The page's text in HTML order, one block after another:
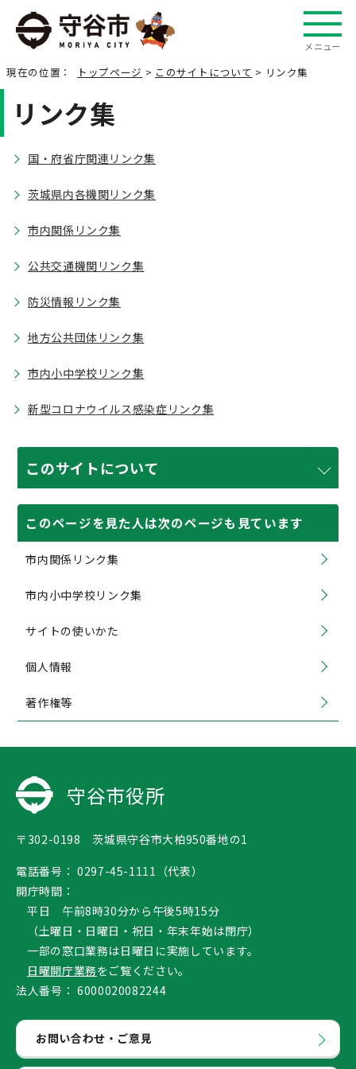
メニュー
現在の位置： トップページ > このサイトについて > リンク集
リンク集
国・府省庁関連リンク集
茨城県内各機関リンク集
市内関係リンク集
公共交通機関リンク集
防災情報リンク集
地方公共団体リンク集
市内小中学校リンク集
新型コロナウイルス感染症リンク集
このサイトについて
このページを見た人は次のページも見ています
市内関係リンク集
市内小中学校リンク集
サイトの使いかた
個人情報
著作権等
守谷市役所
〒302-0198 茨城県守谷市大柏950番地の1
電話番号： 0297-45-1111（代表）
開庁時間：
平日 午前8時30分から午後5時15分
（土曜日・日曜日・祝日・年末年始は閉庁）
一部の窓口業務は日曜日に実施しています。
日曜開庁業務をご覧ください。
法人番号： 6000020082244
お問い合わせ・ご意見